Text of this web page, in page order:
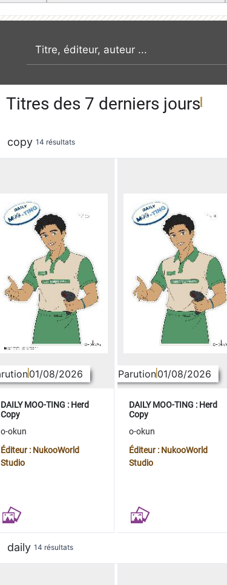
recherche par mot clé
Titres des 7 derniers jours
copy 14 résultats
01/08/2026
DAILY MOO-TING : Herd
Copy
o-okun
Éditeur : NukooWorld
Studio
Parution01/08/2026
DAILY MOO-TING : Herd
Copy
o-okun
Éditeur : NukooWorld
Studio
daily 14 résultats